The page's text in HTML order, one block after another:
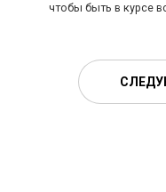
чтобы быть в курсе